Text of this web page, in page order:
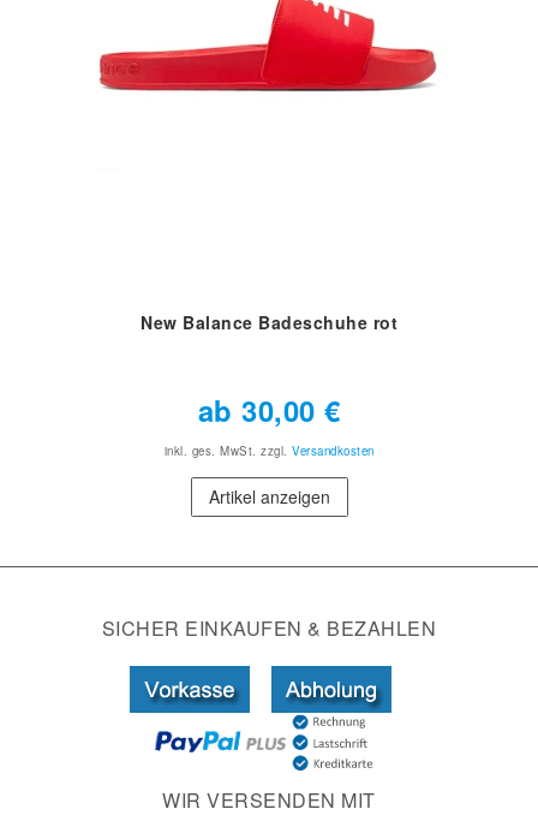
New Balance Badeschuhe rot
ab 30,00 €
inkl. ges. MwSt. zzgl. Versandkosten
Artikel anzeigen
SICHER EINKAUFEN & BEZAHLEN
WIR VERSENDEN MIT